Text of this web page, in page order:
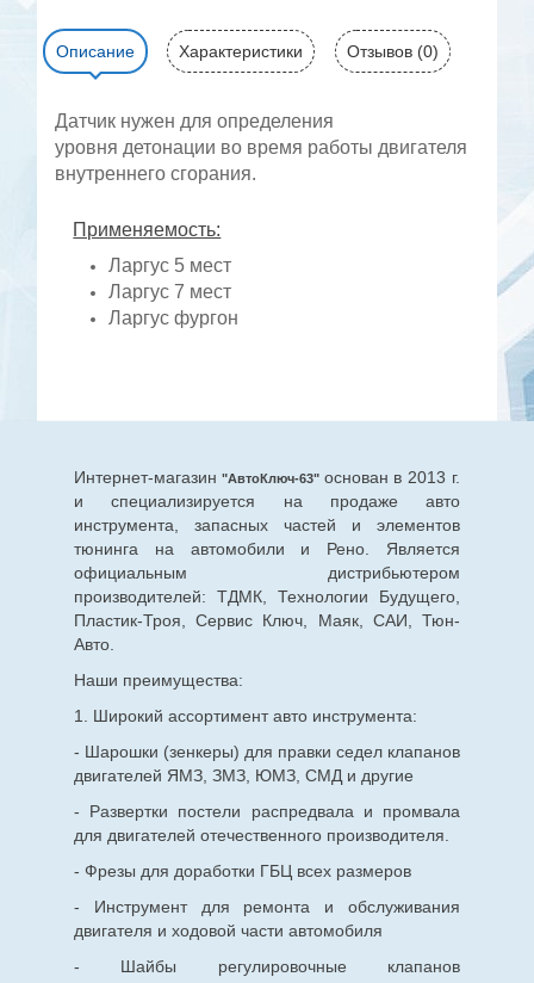
Описание Характеристики Отзывов (0)
Датчик нужен для определения
уровня детонации во время работы двигателя
внутреннего сгорания.
Применяемость:
Ларгус 5 мест
Ларгус 7 мест
Ларгус фургон
Интернет-магазин "АвтоКлюч-63" основан в 2013 г.
и специализируется на продаже авто
инструмента, запасных частей и элементов
тюнинга на автомобили и Рено. Является
официальным дистрибьютером
производителей: ТДМК, Технологии Будущего,
Пластик-Троя, Сервис Ключ, Маяк, САИ, Тюн-
Авто.
Наши преимущества:
1. Широкий ассортимент авто инструмента:
- Шарошки (зенкеры) для правки седел клапанов
двигателей ЯМЗ, ЗМЗ, ЮМЗ, СМД и другие
- Развертки постели распредвала и промвала
для двигателей отечественного производителя.
- Фрезы для доработки ГБЦ всех размеров
- Инструмент для ремонта и обслуживания
двигателя и ходовой части автомобиля
- Шайбы регулировочные клапанов